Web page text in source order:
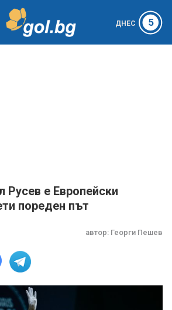
ДНЕС 5
Русев е Европейски
пореден път
автор: Георги Пешев